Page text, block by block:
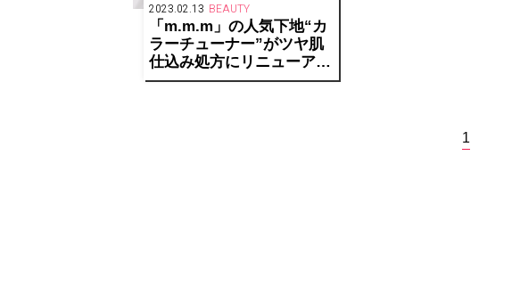
2023.02.13 BEAUTY
「m.m.m」の人気下地“カ
ラーチューナー”がツヤ肌
仕込み処方にリニューア
ル！
1